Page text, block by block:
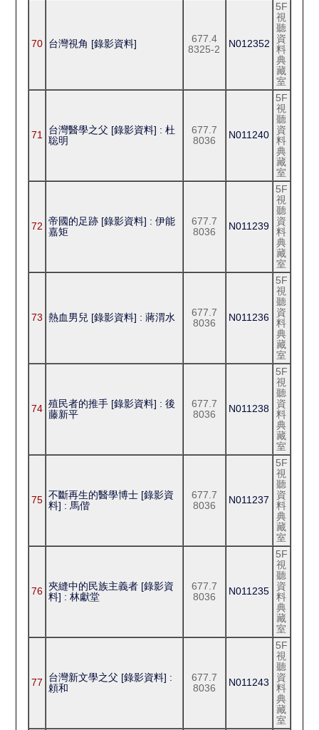
70 台灣視角 [錄影資料]
677.4
8325-2
N012352
5F
視
聽
資
料
典
藏
室
71
台灣醫學之父 [錄影資料] : 杜
聡明
677.7
8036
N011240
5F
視
聽
資
料
典
藏
室
72 帝國的足跡 [錄影資料] : 伊能
嘉矩
677.7
8036
N011239
5F
視
聽
資
料
典
藏
室
73 熱血男兒 [錄影資料] : 蔣渭水
677.7
8036
N011236
5F
視
聽
資
料
典
藏
室
74 殖民者的推手 [錄影資料] : 後
藤新平
677.7
8036
N011238
5F
視
聽
資
料
典
藏
室
75 不斷再生的醫學博士 [錄影資
料] : 馬偕
677.7
8036
N011237
5F
視
聽
資
料
典
藏
室
76 夾縫中的民族主義者 [錄影資
料] : 林獻堂
677.7
8036
N011235
5F
視
聽
資
料
典
藏
室
77
台灣新文學之父 [錄影資料] :
頼和
677.7
8036
N011243
5F
視
聽
資
料
典
藏
室